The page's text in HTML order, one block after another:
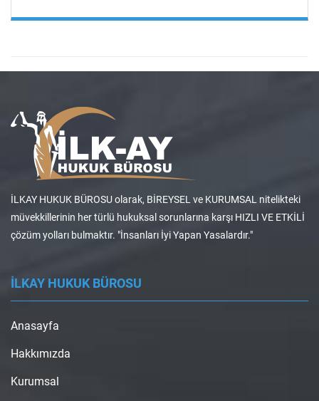
İLKAY HUKUK BÜROSU olarak, BİREYSEL ve KURUMSAL nitelikteki
müvekkillerinin her türlü hukuksal sorunlarına karşı HIZLI VE ETKİLİ
çözüm yolları bulmaktır. "İnsanları İyi Yapan Yasalardır."
İLKAY HUKUK BÜROSU
Anasayfa
Hakkımızda
Kurumsal